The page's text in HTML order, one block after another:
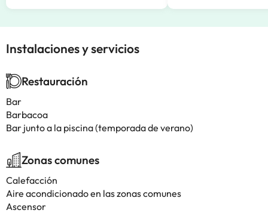
Instalaciones y servicios
Restauración
Bar
Barbacoa
Bar junto a la piscina (temporada de verano)
Zonas comunes
Calefacción
Aire acondicionado en las zonas comunes
Ascensor